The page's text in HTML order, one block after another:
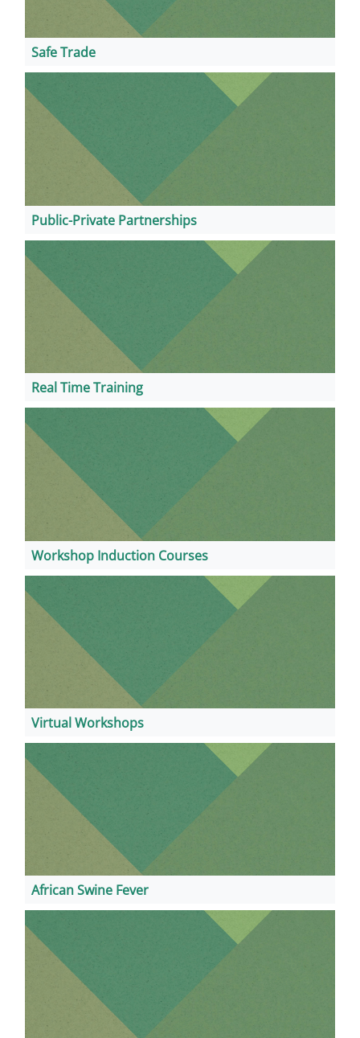
Safe Trade
Public-Private Partnerships
Real Time Training
Workshop Induction Courses
Virtual Workshops
African Swine Fever